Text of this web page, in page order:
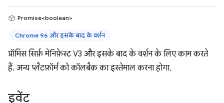
Promise<boolean>
Chrome 96 और इसके बाद के वर्शन
प्रॉमिस सिर्फ़ मेनिफ़ेस्ट V3 और इसके बाद के वर्शन के लिए काम करते
हैं. अन्य प्लैटफ़ॉर्म को कॉलबैक का इस्तेमाल करना होगा.
इवेंट